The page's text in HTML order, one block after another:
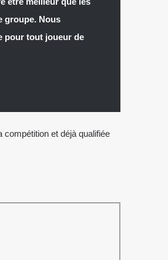
groupe. Nous
pour tout joueur de
compétition et déjà qualifiée